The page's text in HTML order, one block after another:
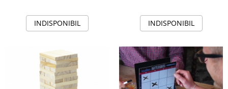
INDISPONIBIL INDISPONIBIL